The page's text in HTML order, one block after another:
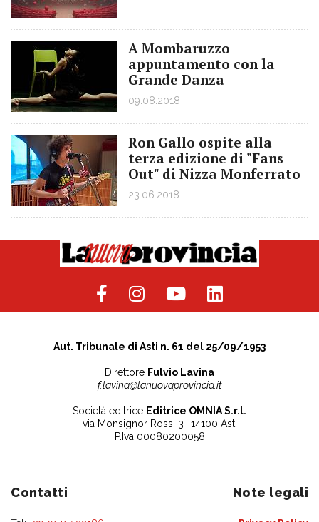
A Mombaruzzo
appuntamento con la
Grande Danza
09.08.2018
Ron Gallo ospite alla
terza edizione di "Fans
Out" di Nizza Monferrato
23.06.2018
Aut. Tribunale di Asti n. 61 del 25/09/1953
Direttore Fulvio Lavina
f.lavina@lanuovaprovincia.it
Società editrice Editrice OMNIA S.r.l.
via Monsignor Rossi 3 -14100 Asti
P.Iva 00080200058
Contatti Note legali